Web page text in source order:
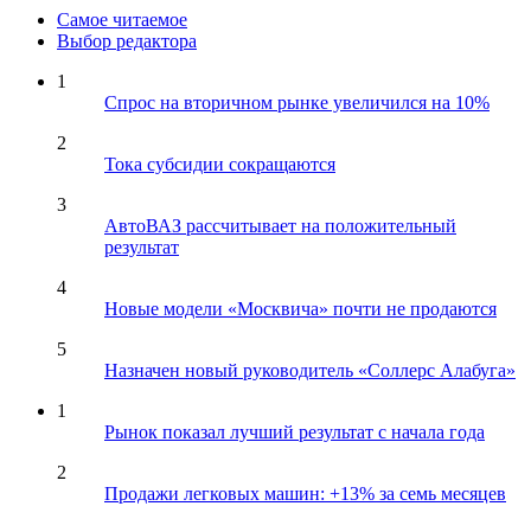
Самое читаемое
Выбор редактора
1
Спрос на вторичном рынке увеличился на 10%
2
Тока субсидии сокращаются
3
АвтоВАЗ рассчитывает на положительный
результат
4
Новые модели «Москвича» почти не продаются
5
Назначен новый руководитель «Соллерс Алабуга»
1
Рынок показал лучший результат с начала года
2
Продажи легковых машин: +13% за семь месяцев